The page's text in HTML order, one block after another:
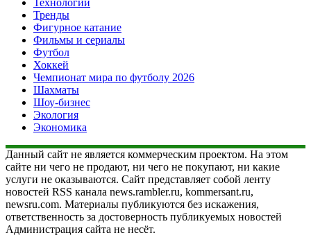
Тренды
Фигурное катание
Фильмы и сериалы
Футбол
Хоккей
Чемпионат мира по футболу 2026
Шахматы
Шоу-бизнес
Экология
Экономика
Данный сайт не является коммерческим проектом. На этом
сайте ни чего не продают, ни чего не покупают, ни какие
услуги не оказываются. Сайт представляет собой ленту
новостей RSS канала news.rambler.ru, kommersant.ru,
newsru.com. Материалы публикуются без искажения,
ответственность за достоверность публикуемых новостей
Администрация сайта не несёт.